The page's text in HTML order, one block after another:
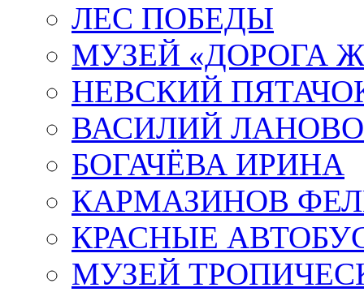
ЛЕС ПОБЕДЫ
МУЗЕЙ «ДОРОГА
НЕВСКИЙ
ВАСИЛИЙ
БОГАЧЁВА ИРИНА
КАРМАЗИНОВ
КРАСНЫЕ
МУЗЕЙ